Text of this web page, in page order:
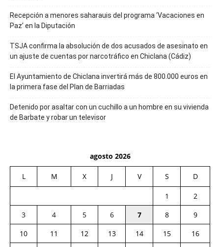
Recepción a menores saharauis del programa ‘Vacaciones en
Paz’ en la Diputación
TSJA confirma la absolución de dos acusados de asesinato en
un ajuste de cuentas por narcotráfico en Chiclana (Cádiz)
El Ayuntamiento de Chiclana invertirá más de 800.000 euros en
la primera fase del Plan de Barriadas
Detenido por asaltar con un cuchillo a un hombre en su vivienda
de Barbate y robar un televisor
agosto 2026
L M X J V S D
1
2
3
4 5 6 7 8
9
10
11 12 13 14 15
16